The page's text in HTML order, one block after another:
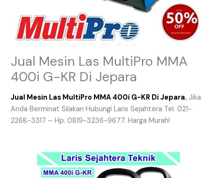
Jual Mesin Las MultiPro MMA
400i G-KR Di Jepara
Jual Mesin Las MultiPro MMA 400i G-KR Di Jepara. Jika
Anda Berminat Silakan Hubungi Laris Sejahtera Tel. 021-
2268-3317 – Hp. 0819-3236-9677. Harga Murah!